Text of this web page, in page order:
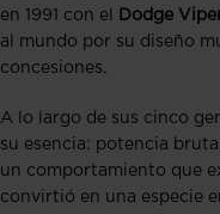
en 1991 con el
Dodge
al mundo por su diseño
concesiones.
A lo largo de sus cinco
su esencia: potencia
un comportamiento que
convirtió en una especie